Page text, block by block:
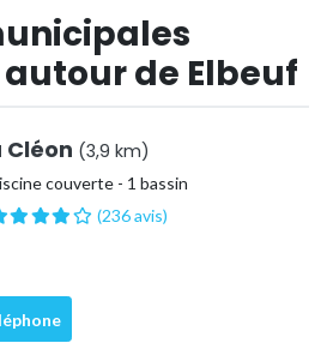
de Elbeuf
Cléon (3,9 km)
couverte - 1 bassin
(236 avis)